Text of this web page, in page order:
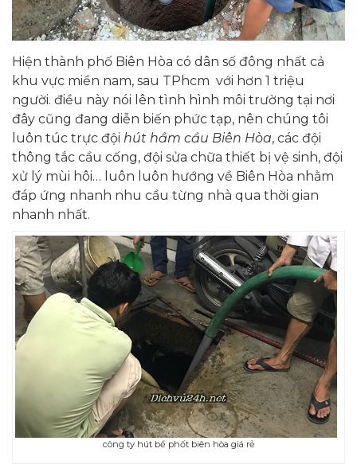
Hiện thành phố Biên Hòa có dân số đông nhất cả
khu vực miền nam, sau TPhcm với hơn 1 triệu
người. điều này nói lên tình hình môi trường tại nơi
đây cũng đang diễn biến phức tạp, nên chúng tôi
luôn túc trực đội hút hầm cầu Biên Hòa, các đội
thông tắc cầu cống, đội sửa chữa thiết bị vệ sinh, đội
xử lý mùi hôi… luôn luôn hướng về Biên Hòa nhằm
đáp ứng nhanh nhu cầu từng nhà qua thời gian
nhanh nhất.
công ty hút bể phốt biên hòa giá rẻ